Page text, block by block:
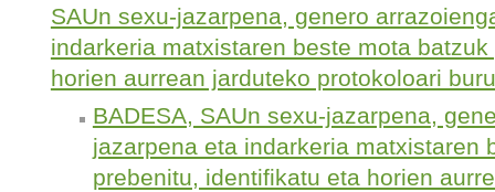
SAUn sexu-jazarpena, genero
indarkeria matxistaren beste mota
horien aurrean jarduteko protokoloari
BADESA, SAUn sexu-jazarpena,
jazarpena eta indarkeria matxistaren
prebenitu, identifikatu eta horien